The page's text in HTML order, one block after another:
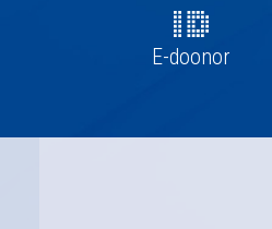
E-doonor